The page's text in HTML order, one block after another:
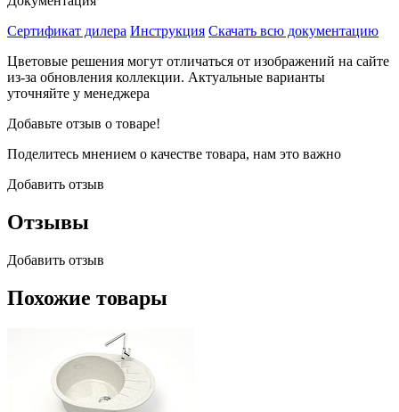
Сертификат дилера Инструкция Скачать всю документацию
Цветовые решения могут отличаться от изображений на сайте
из-за обновления коллекции. Актуальные варианты
уточняйте у менеджера
Добавьте отзыв о товаре!
Поделитесь мнением о качестве товара, нам это важно
Добавить отзыв
Отзывы
Добавить отзыв
Похожие товары